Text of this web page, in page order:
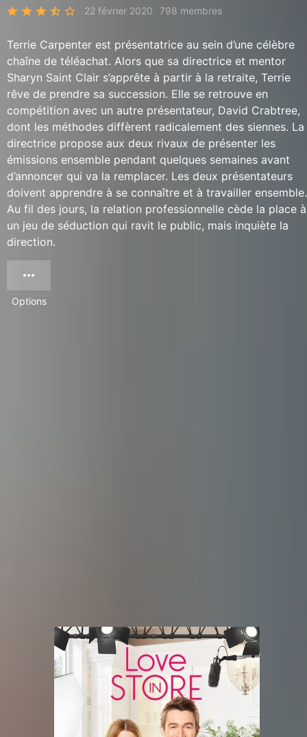
22 février 2020 798 membres
Terrie Carpenter est présentatrice au sein d’une célèbre
chaîne de téléachat. Alors que sa directrice et mentor
Sharyn Saint Clair s’apprête à partir à la retraite, Terrie
rêve de prendre sa succession. Elle se retrouve en
compétition avec un autre présentateur, David Crabtree,
dont les méthodes diffèrent radicalement des siennes. La
directrice propose aux deux rivaux de présenter les
émissions ensemble pendant quelques semaines avant
d’annoncer qui va la remplacer. Les deux présentateurs
doivent apprendre à se connaître et à travailler ensemble.
Au fil des jours, la relation professionnelle cède la place à
un jeu de séduction qui ravit le public, mais inquiète la
direction.
Options